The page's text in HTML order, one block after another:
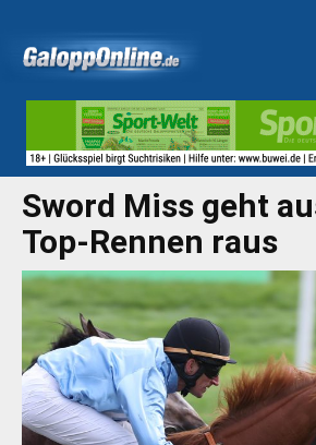
Sword Miss geht
Top-Rennen raus